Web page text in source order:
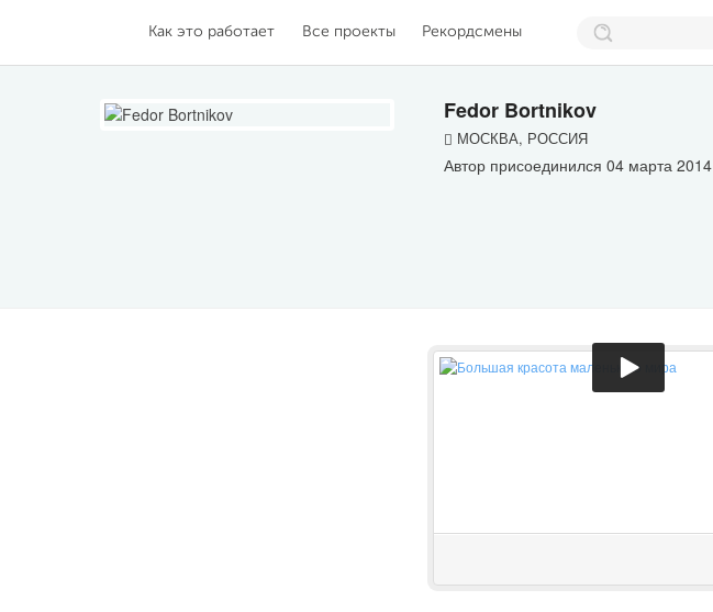
Как это работает Все проекты Рекордсмены
Fedor Bortnikov
МОСКВА, РОССИЯ
Автор присоединился 04 марта 2014